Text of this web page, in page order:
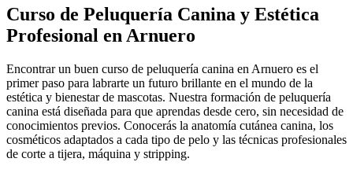
Curso de Peluquería Canina y Estética
Profesional en Arnuero
Encontrar un buen curso de peluquería canina en Arnuero es el
primer paso para labrarte un futuro brillante en el mundo de la
estética y bienestar de mascotas. Nuestra formación de peluquería
canina está diseñada para que aprendas desde cero, sin necesidad de
conocimientos previos. Conocerás la anatomía cutánea canina, los
cosméticos adaptados a cada tipo de pelo y las técnicas profesionales
de corte a tijera, máquina y stripping.